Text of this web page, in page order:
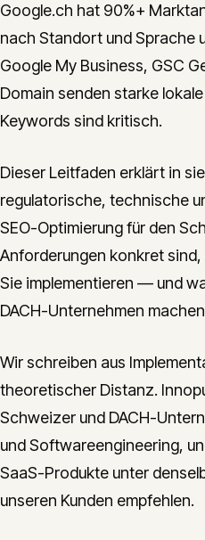
Google.ch hat 90%+
nach Standort und Sprache
Google My Business, GSC
Domain senden starke
Keywords sind kritisch.
Dieser Leitfaden erklärt in
regulatorische, technische
SEO-Optimierung für den
Anforderungen konkret
Sie implementieren — und
DACH-Unternehmen
Wir schreiben aus
theoretischer Distanz.
Schweizer und DACH-
und Softwareengineering,
SaaS-Produkte unter
unseren Kunden empfehlen.